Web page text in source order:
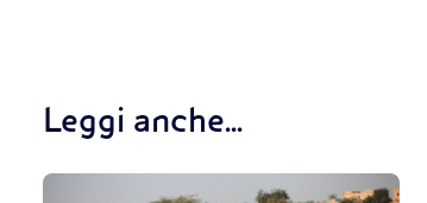
Leggi anche...